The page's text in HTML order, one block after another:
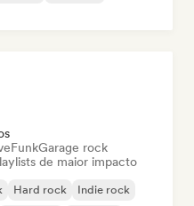
FunkGarage rock
de maior impacto
Hard rock
Indie rock